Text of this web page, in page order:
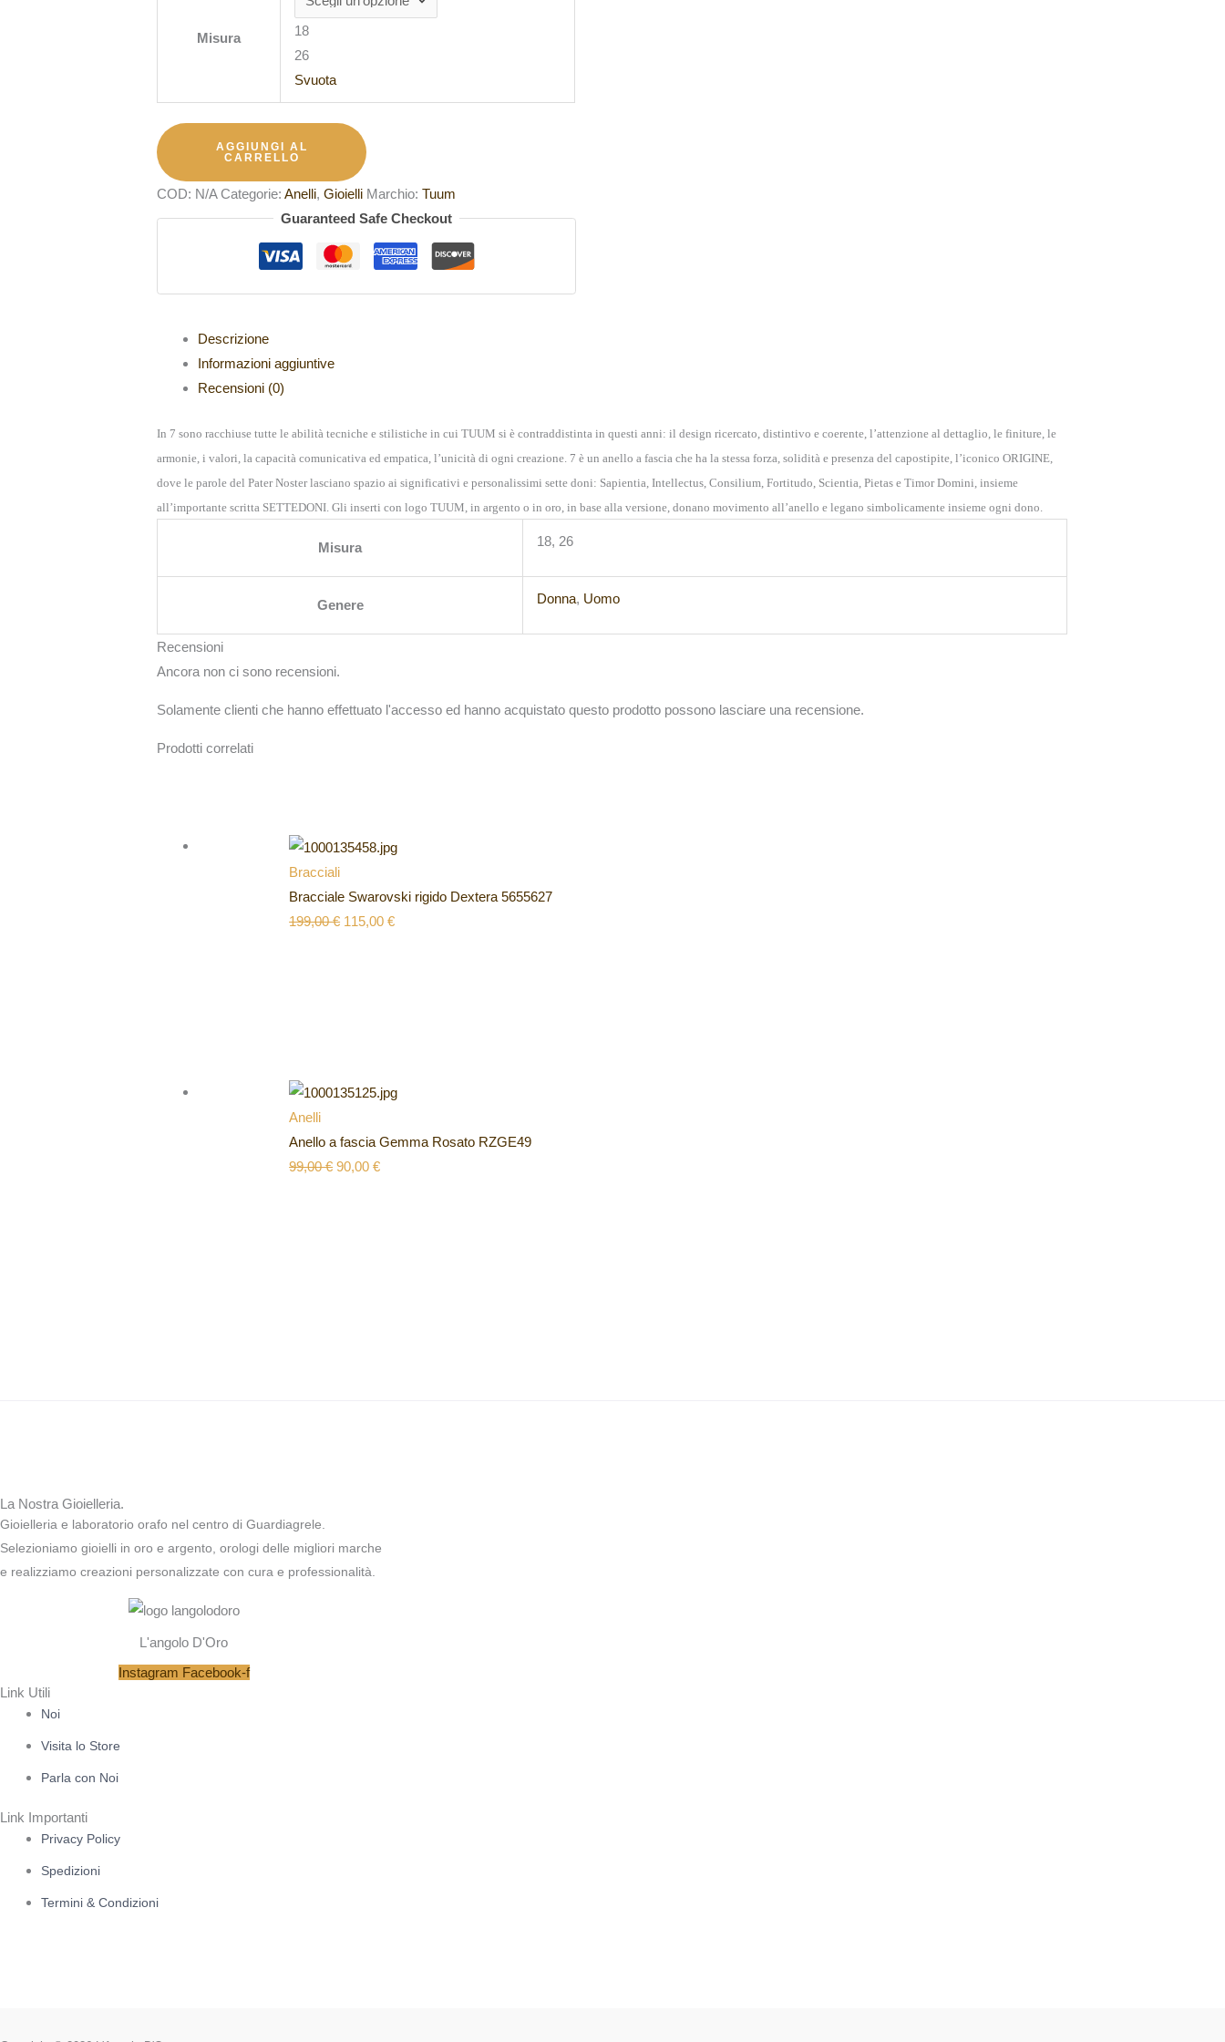
Misura
18
26
Svuota
AGGIUNGI AL
CARRELLO
COD: N/A Categorie:Anelli,Gioielli Marchio:Tuum
Guaranteed Safe Checkout
Descrizione
Informazioni aggiuntive
Recensioni (0)
In 7 sono racchiuse tutte le abilità tecniche e stilistiche in cui TUUM si è contraddistinta in questi anni: il design ricercato, distintivo e coerente, l’attenzione al dettaglio, le finiture, le
armonie, i valori, la capacità comunicativa ed empatica, l’unicità di ogni creazione. 7 è un anello a fascia che ha la stessa forza, solidità e presenza del capostipite, l’iconico ORIGINE,
dove le parole del Pater Noster lasciano spazio ai significativi e personalissimi sette doni: Sapientia, Intellectus, Consilium, Fortitudo, Scientia, Pietas e Timor Domini, insieme
all’importante scritta SETTEDONI. Gli inserti con logo TUUM, in argento o in oro, in base alla versione, donano movimento all’anello e legano simbolicamente insieme ogni dono.
Misura 18, 26
Genere Donna, Uomo
Recensioni
Ancora non ci sono recensioni.
Solamente clienti che hanno effettuato l'accesso ed hanno acquistato questo prodotto possono lasciare una recensione.
Prodotti correlati
Bracciali
Bracciale Swarovski rigido Dextera 5655627
199,00€ 115,00€
Anelli
Anello a fascia Gemma Rosato RZGE49
99,00€ 90,00€
La Nostra Gioielleria.
Gioielleria e laboratorio orafo nel centro di Guardiagrele.
Selezioniamo gioielli in oro e argento, orologi delle migliori marche
e realizziamo creazioni personalizzate con cura e professionalità.
L'angolo D'Oro
Instagram Facebook-f
Link Utili
Noi
Visita lo Store
Parla con Noi
Link Importanti
Privacy Policy
Spedizioni
Termini & Condizioni